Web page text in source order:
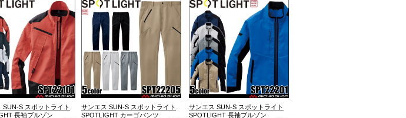
SUN-S スポットライト
長袖ブルゾン
サンエス SUN-S スポットライト
SPOTLIGHT カーゴパンツ
サンエス SUN-S スポットライト
SPOTLIGHT 長袖ブルゾン